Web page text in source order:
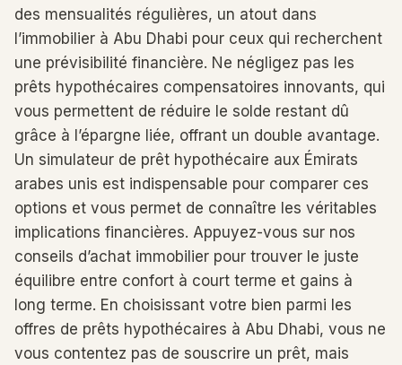
des mensualités régulières, un atout dans
l’immobilier à Abu Dhabi pour ceux qui recherchent
une prévisibilité financière. Ne négligez pas les
prêts hypothécaires compensatoires innovants, qui
vous permettent de réduire le solde restant dû
grâce à l’épargne liée, offrant un double avantage.
Un simulateur de prêt hypothécaire aux Émirats
arabes unis est indispensable pour comparer ces
options et vous permet de connaître les véritables
implications financières. Appuyez-vous sur nos
conseils d’achat immobilier pour trouver le juste
équilibre entre confort à court terme et gains à
long terme. En choisissant votre bien parmi les
offres de prêts hypothécaires à Abu Dhabi, vous ne
vous contentez pas de souscrire un prêt, mais